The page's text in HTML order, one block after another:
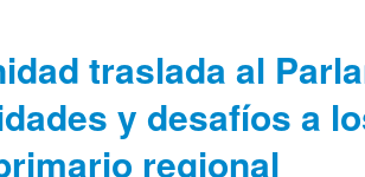
traslada al
y desafíos a
regional